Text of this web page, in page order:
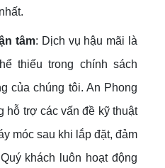
tâm: Dịch vụ hậu mãi là
thiếu trong chính sách
của chúng tôi. An Phong
hỗ trợ các vấn đề kỹ thuật
móc sau khi lắp đặt, đảm
khách luôn hoạt động